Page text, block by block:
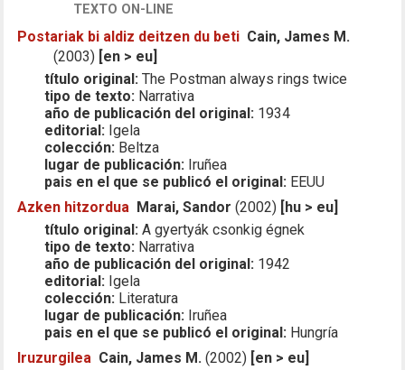
TEXTO ON-LINE
Postariak bi aldiz deitzen du beti Cain, James M.
(2003) [en > eu]
título original: The Postman always rings twice
tipo de texto: Narrativa
año de publicación del original: 1934
editorial: Igela
colección: Beltza
lugar de publicación: Iruñea
pais en el que se publicó el original: EEUU
Azken hitzordua Marai, Sandor (2002) [hu > eu]
título original: A gyertyák csonkig égnek
tipo de texto: Narrativa
año de publicación del original: 1942
editorial: Igela
colección: Literatura
lugar de publicación: Iruñea
pais en el que se publicó el original: Hungría
Iruzurgilea Cain, James M. (2002) [en > eu]